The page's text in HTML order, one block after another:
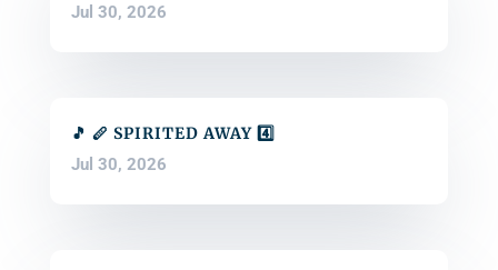
Jul 30, 2026
🎵 🪈 SPIRITED AWAY 4️⃣
Jul 30, 2026